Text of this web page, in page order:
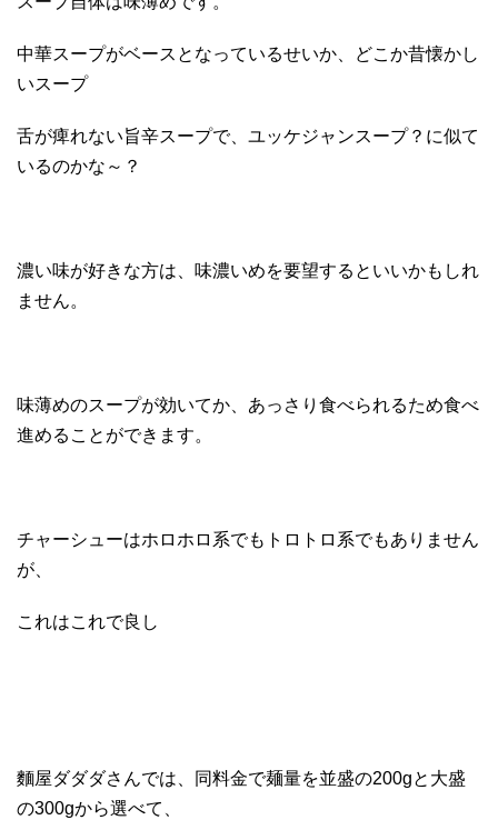
中華スープがベースとなっているせいか、どこか昔懐かし
いスープ
舌が痺れない旨辛スープで、ユッケジャンスープ？に似て
いるのかな～？
濃い味が好きな方は、味濃いめを要望するといいかもしれ
ません。
味薄めのスープが効いてか、あっさり食べられるため食べ
進めることができます。
チャーシューはホロホロ系でもトロトロ系でもありません
が、
これはこれで良し
麵屋ダダダさんでは、同料金で麺量を並盛の200gと大盛
の300gから選べて、